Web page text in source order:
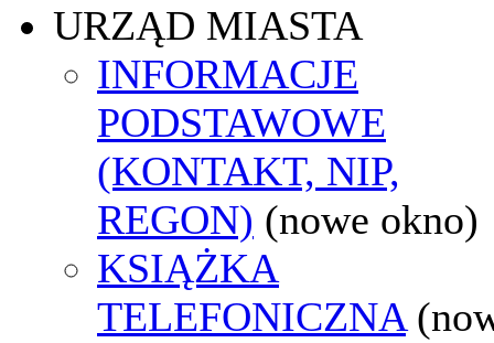
URZĄD MIASTA
INFORMACJE
PODSTAWOWE
(KONTAKT, NIP,
REGON) (nowe okno)
KSIĄŻKA
TELEFONICZNA